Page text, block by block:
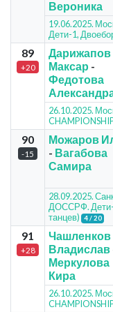
Вероника
19.06.2025.
Дети-1,
89
+20
Дарижапов
Максар -
Федотова
26.10.2025.
CHAMPIONSHIP
90
-15
Можаров
- Вагабова
Самира
28.09.2025.
ДОССРФ. Дети-
танцев)
4 / 20
91
+28
Чашленков
Владислав
Меркулова
Кира
26.10.2025.
CHAMPIONSHIP